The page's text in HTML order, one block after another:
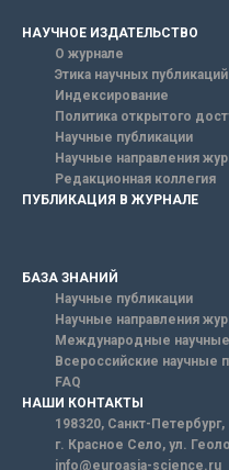
НАУЧНОЕ ИЗДАТЕЛЬСТВО
О журнале
Этика научных публикаций
Индексирование
Политика открытого
Научные публикации
Научные направления
Редакционная коллегия
ПУБЛИКАЦИЯ В ЖУРНАЛЕ
БАЗА ЗНАНИЙ
Научные публикации
Научные направления
Международные научные
Всероссийские научные
FAQ
НАШИ КОНТАКТЫ
198320, Санкт-Петербург,
г. Красное Село, ул.
info@euroasia-science.ru